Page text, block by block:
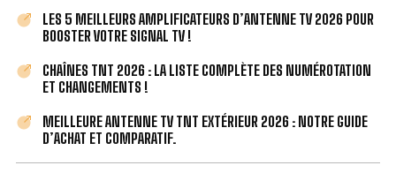
LES 5 MEILLEURS AMPLIFICATEURS D’ANTENNE TV 2026 POUR
BOOSTER VOTRE SIGNAL TV !
CHAÎNES TNT 2026 : LA LISTE COMPLÈTE DES NUMÉROTATION
ET CHANGEMENTS !
MEILLEURE ANTENNE TV TNT EXTÉRIEUR 2026 : NOTRE GUIDE
D’ACHAT ET COMPARATIF.